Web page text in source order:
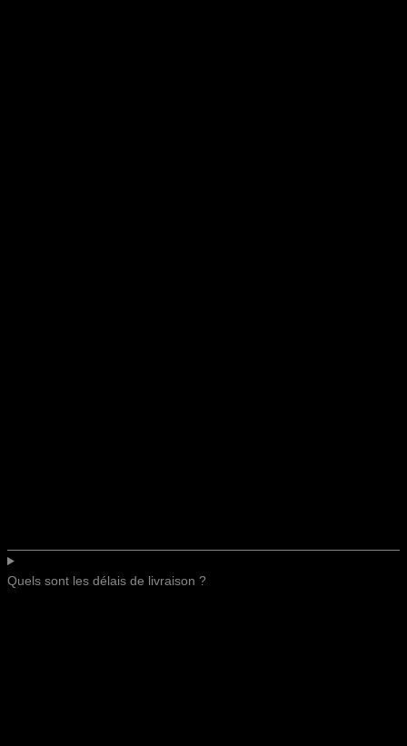
Quels sont les délais de livraison ?